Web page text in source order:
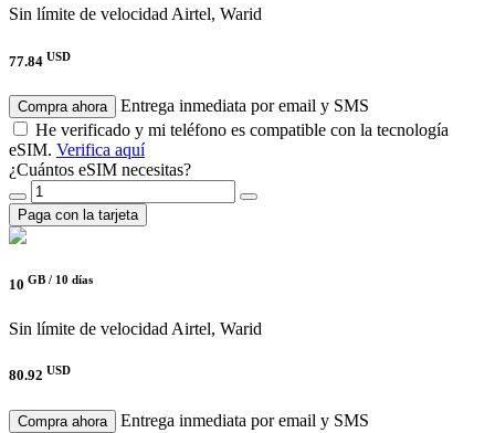
Sin límite de velocidadAirtel, Warid
77.84 USD
Compra ahora
Entrega inmediata por email y SMS
He verificado y mi teléfono es compatible con la tecnología
eSIM. Verifica aquí
¿Cuántos eSIM necesitas?
Paga con la tarjeta
10 GB / 10 días
Sin límite de velocidad Airtel, Warid
80.92 USD
Compra ahora
Entrega inmediata por email y SMS